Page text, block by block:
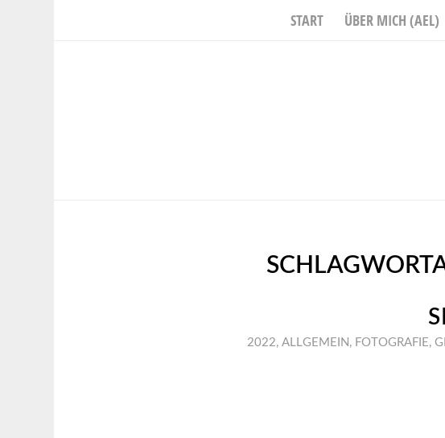
START ÜBER MICH (AEL)
2022, ALLGEMEIN , FOTOGRAFIE,